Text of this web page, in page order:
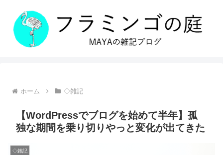
ホーム ◇雑記
【WordPressでブログを始めて半年】孤
独な期間を乗り切りやっと変化が出てきた
◇雑記